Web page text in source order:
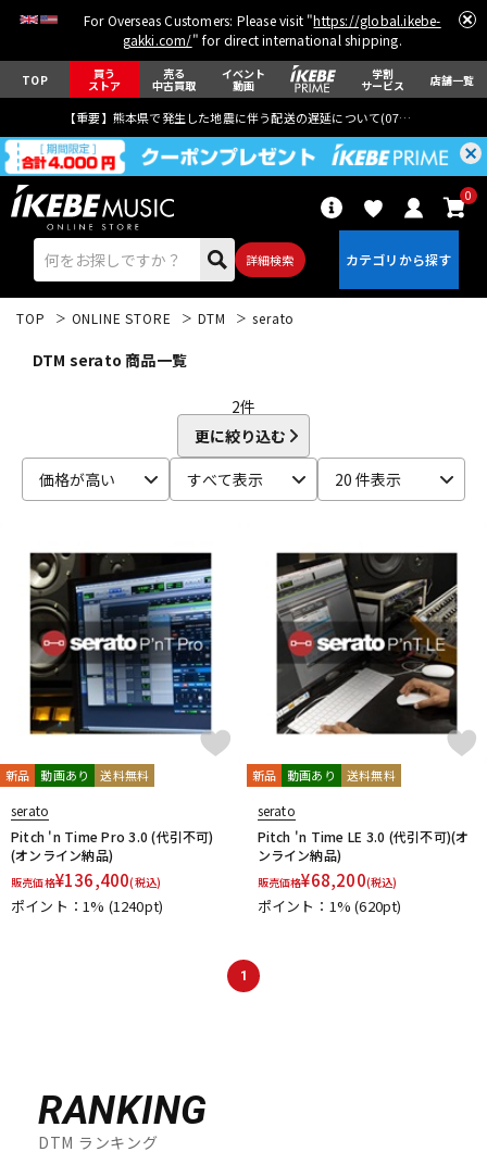
For Overseas Customers: Please visit "https://global.ikebe-
gakki.com/" for direct international shipping.
TOP 買う
ストア
売る
中古買取
イベント
動画
学割
サービス 店舗一覧
【重要】熊本県で発生した地震に伴う配送の遅延について(07月29日
詳細検索
0
ドラム パーカッション
キーボード 電子ピアノ
アンプ エフェクター
DJ機器 DTM
中古
TOP ONLINE STORE DTM serato
DTM serato 商品一覧
2件
更に絞り込む
価格が高い
すべて表示 20 件表示
新品 動画あり 送料無料
serato
Pitch 'n Time Pro 3.0 (代引不可)
(オンライン納品)
販売価格¥136,400(税込)
ポイント：1% (1240pt)
新品 動画あり 送料無料
serato
Pitch 'n Time LE 3.0 (代引不可)(オ
ンライン納品)
販売価格¥68,200(税込)
ポイント：1%(620pt)
1
RANKING
DTM ランキング